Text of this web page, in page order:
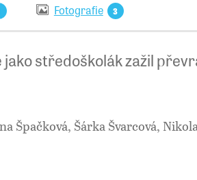
Fotografie 3
jako středoškolák zažil
Špačková, Šárka Švarcová,